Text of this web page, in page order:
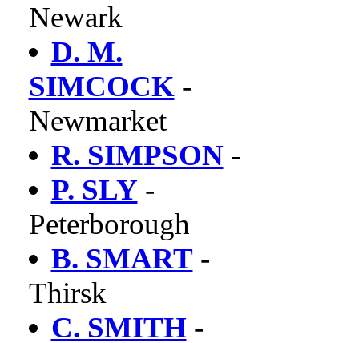
Newark
D. M.
SIMCOCK-
Newmarket
R. SIMPSON-
P. SLY -
Peterborough
B. SMART-
Thirsk
C. SMITH-